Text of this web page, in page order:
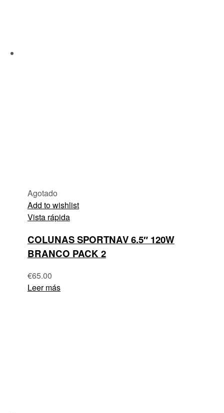
Agotado
Add to wishlist
Vista rápida
COLUNAS SPORTNAV 6.5″ 120W
BRANCO PACK 2
€65.00
Leer más